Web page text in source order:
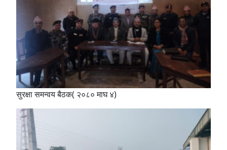
सुरक्षा समन्वय बैठक( २०८० माघ ४)